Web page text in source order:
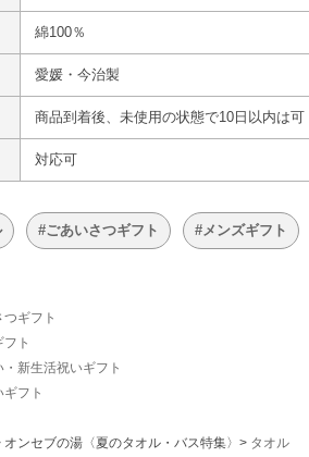
綿100％
愛媛・今治製
商品到着後、未使用の状態で10日以内は可
対応可
#ごあいさつギフト #メンズギフト
つギフト
フト
・新生活祝いギフト
ギフト
オンセブの湯〈夏のタオル・バス特集〉
タオル